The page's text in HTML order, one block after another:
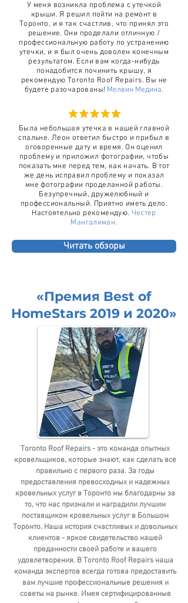
У меня возникла проблема с утечкой
крыши. Я решил пойти на ремонт в
Торонто, и я так счастлив, что принял это
решение. Они проделали отличную /
профессиональную работу по устранению
утечки, и я был очень доволен конечным
результатом. Если вам когда-нибудь
понадобится починить крышу, я
рекомендую Toronto Roof Repairs. Вы не
будете разочарованы! Мелвин Медина.
Была небольшая утечка в нашей главной
спальне. Леон ответил быстро и прибыл в
оговоренные дату и время. Он оценил
проблему и приложил фотографии, чтобы
показать мне перед тем, как начать. В тот
же день исправил проблему и показал
мне фотографии проделанной работы.
Безупречный, дружелюбный и
профессиональный. Приятно иметь дело.
Настоятельно рекомендую. Честер
Мангалиман.
Читать обзоры
«Премия Best of
HomeStars 2019 и 2020»
Toronto Roof Repairs - это команда опытных
кровельщиков, которые знают, как сделать все
правильно с первого раза. За годы
предоставления превосходных и надежных
кровельных услуг в Торонто мы благодарны за
то, что нас признали и наградили лучшим
поставщиком кровельных услуг в Большом
Торонто. Наша история счастливых и довольных
клиентов - яркое свидетельство нашей
преданности своей работе и вашего
удовлетворения. В Toronto Roof Repairs наша
команда экспертов всегда готова предоставить
вам лучшие профессиональные решения и
советы на рынке. Имея сертифицированные